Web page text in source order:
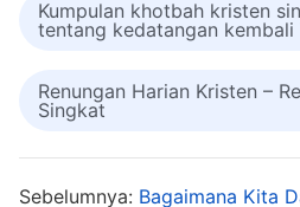
adalah pekerjaan
dan menyelamatkan
Kumpulan khotbah kristen
tentang kedatangan kembali
Renungan Harian Kristen –
Singkat
Sebelumnya: Bagaimana Kita